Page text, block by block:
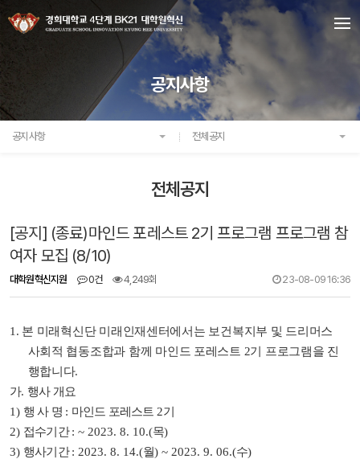
공지사항
공지사항 전체공지
전체공지
[공지] (종료)마인드 포레스트 2기 프로그램 프로그램 참
여자 모집 (8/10)
대학원혁신지원 0건 4,249회 23-08-09 16:36
1. 본 미래혁신단 미래인재센터에서는 보건복지부 및 드리머스
사회적 협동조합과 함께 마인드 포레스트 2기
프로그램을 진
행합니다.
가. 행사 개요
1) 행 사 명 : 마인드 포레스트 2기
2) 접수기간: ~ 2023. 8. 10.(목)
3) 행사기간: 2023. 8. 14.(월) ~ 2023. 9. 06.(수)